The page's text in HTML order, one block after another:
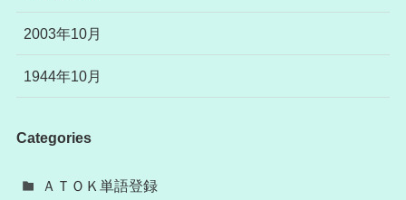
2003年10月
1944年10月
Categories
ＡＴＯＫ単語登録